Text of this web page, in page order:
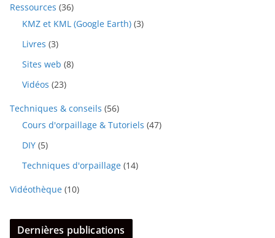
Ressources (36)
KMZ et KML (Google Earth) (3)
Livres (3)
Sites web (8)
Vidéos (23)
Techniques & conseils (56)
Cours d'orpaillage & Tutoriels (47)
DIY (5)
Techniques d'orpaillage (14)
Vidéothèque (10)
Dernières publications